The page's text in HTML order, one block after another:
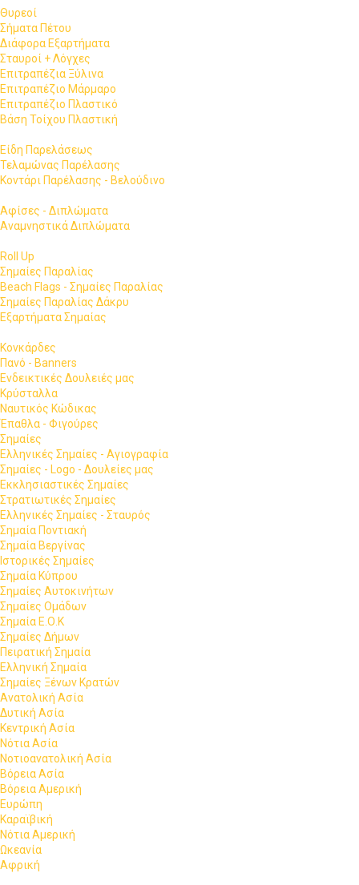
Θυρεοί
Σήματα Πέτου
Διάφορα Εξαρτήματα
Σταυροί + Λόγχες
Επιτραπέζια Ξύλινα
Επιτραπέζιο Μάρμαρο
Επιτραπέζιο Πλαστικό
Βάση Τοίχου Πλαστική
Είδη Παρελάσεως
Τελαμώνας Παρέλασης
Κοντάρι Παρέλασης - Βελούδινο
Αφίσες - Διπλώματα
Αναμνηστικά Διπλώματα
Roll Up
Σημαίες Παραλίας
Beach Flags - Σημαίες Παραλίας
Σημαίες Παραλίας Δάκρυ
Εξαρτήματα Σημαίας
Κονκάρδες
Πανό - Banners
Ενδεικτικές Δουλειές μας
Κρύσταλλα
Ναυτικός Κώδικας
Έπαθλα - Φιγούρες
Σημαίες
Ελληνικές Σημαίες - Αγιογραφία
Σημαίες - Logo - Δουλείες μας
Εκκλησιαστικές Σημαίες
Στρατιωτικές Σημαίες
Ελληνικές Σημαίες - Σταυρός
Σημαία Ποντιακή
Σημαία Βεργίνας
Ιστορικές Σημαίες
Σημαία Κύπρου
Σημαίες Αυτοκινήτων
Σημαίες Ομάδων
Σημαία Ε.Ο.Κ
Σημαίες Δήμων
Πειρατική Σημαία
Ελληνική Σημαία
Σημαίες Ξένων Κρατών
Ανατολική Ασία
Δυτική Ασία
Κεντρική Ασία
Νότια Ασία
Νοτιοανατολική Ασία
Βόρεια Ασία
Βόρεια Αμερική
Ευρώπη
Καραϊβική
Νότια Αμερική
Ωκεανία
Αφρική